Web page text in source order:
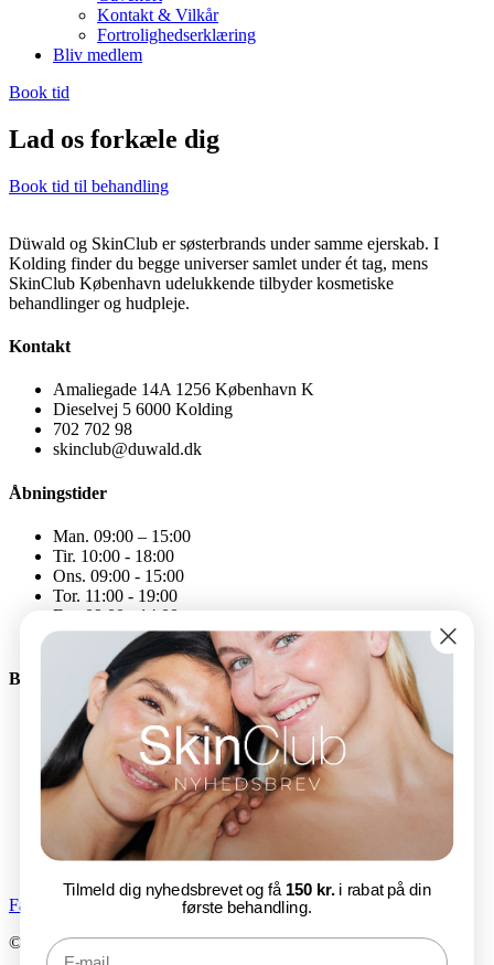
Kontakt & Vilkår
Fortrolighedserklæring
Bliv medlem
Book tid
Lad os forkæle dig
Book tid til behandling
Düwald og SkinClub er søsterbrands under samme ejerskab. I
Kolding finder du begge universer samlet under ét tag, mens
SkinClub København udelukkende tilbyder kosmetiske
behandlinger og hudpleje.
Kontakt
Amaliegade 14A 1256 København K
Dieselvej 5 6000 Kolding
702 702 98
skinclub@duwald.dk
Åbningstider
Man. 09:00 – 15:00
Tir. 10:00 - 18:00
Ons. 09:00 - 15:00
Tor. 11:00 - 19:00
Fre. 09:00 - 14:00
Åbningstiderne kan variere
Bliv en del af SkinClub
E-mail
Tilmeld nu
Facebook-f
Instagram
© SkinClub 2025
Tilmeld dig nyhedsbrevet og få 150 kr.i rabat på din
første behandling.